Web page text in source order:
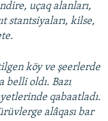
uçaq alanları,
stantsiyaları, kilse,
köy ve şeerlerde
oldı. Bazı
qabaatladı.
alâqası bar